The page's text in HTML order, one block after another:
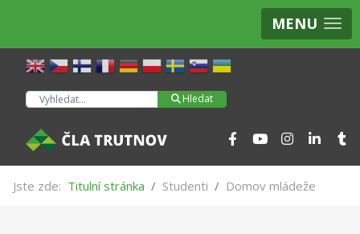
MENU
Hledat Hledat
Jste zde: Titulní stránka Studenti Domov mládeže